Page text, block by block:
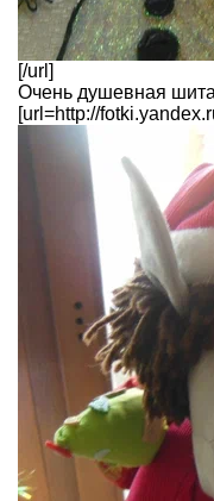
[/url]
Очень душевная
[url=http://